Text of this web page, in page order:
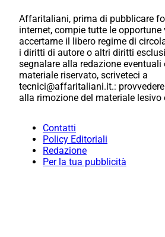
Affaritaliani, prima di pubblicare
internet, compie tutte le opportune
accertarne il libero regime di
i diritti di autore o altri diritti
segnalare alla redazione eventuali
materiale riservato, scriveteci a
tecnici@affaritaliani.it.:
alla rimozione del materiale lesivo
Contatti
Policy Editoriali
Redazione
Per la tua pubblicità